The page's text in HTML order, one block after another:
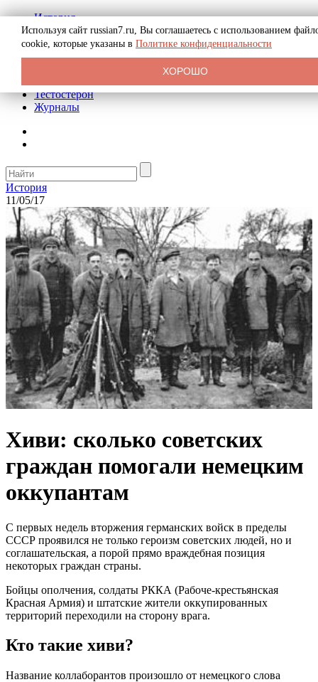
История
Биография
Криминал
Реклама на сайте
Тестостерон
Журналы
История
11/05/17
Хиви: сколько советских
граждан помогали немецким
оккупантам
С первых недель вторжения германских войск в пределы
СССР проявился не только героизм советских людей, но и
соглашательская, а порой прямо враждебная позиция
некоторых граждан страны.
Бойцы ополчения, солдаты РККА (Рабоче-крестьянская
Красная Армия) и штатские жители оккупированных
территорий переходили на сторону врага.
Кто такие хиви?
Название коллаборантов произошло от немецкого слова
Используя сайт russian7.ru, Вы соглашаетесь с использованием
cookie, которые указаны в Политике конфиденциальности
ХОРОШО